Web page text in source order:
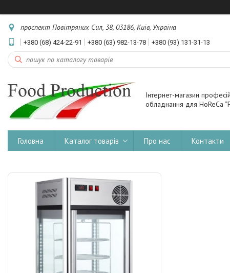
проспект Повітряних Сил, 38, 03186, Київ, Україна
+380 (68) 424-22-91 +380 (63) 982-13-78 +380 (93) 131-31-13
Інтернет-магазин
обладнання для HoReCa
Головна Каталог товарів Про нас Контакти